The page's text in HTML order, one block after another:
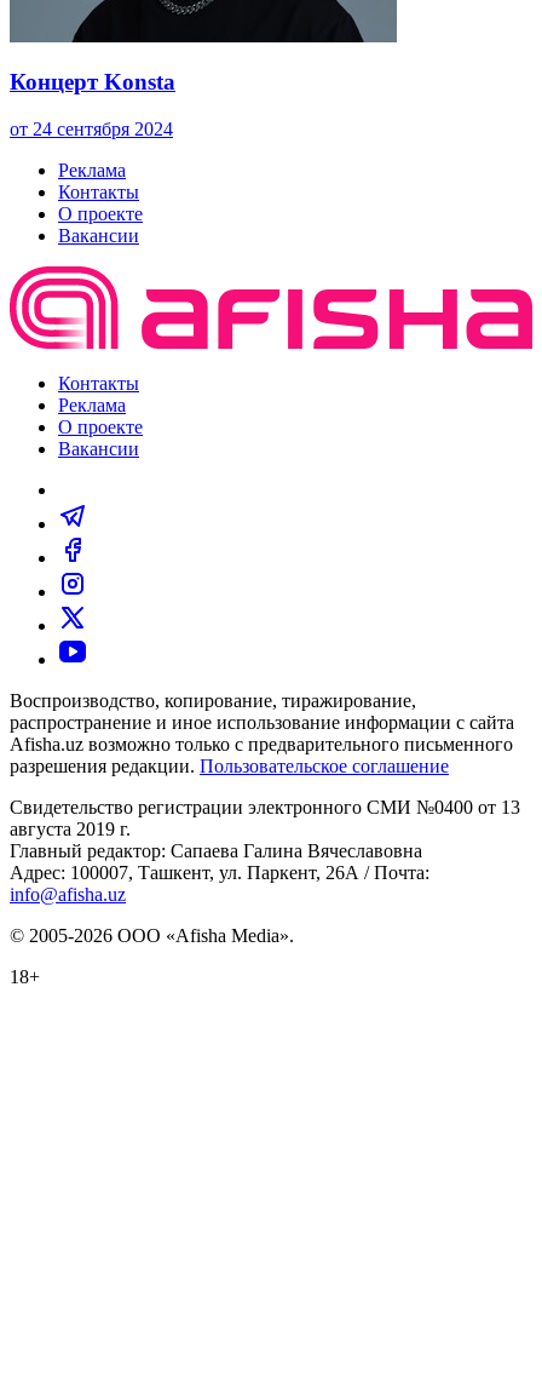
Концерт Konsta
от 24 сентября 2024
Реклама
Контакты
О проекте
Вакансии
Контакты
Реклама
О проекте
Вакансии
Воспроизводство, копирование, тиражирование,
распространение и иное использование информации с сайта
Afisha.uz возможно только с предварительного письменного
разрешения редакции. Пользовательское соглашение
Свидетельство регистрации электронного СМИ №0400 от 13
августа 2019 г.
Главный редактор: Сапаева Галина Вячеславовна
Адрес: 100007, Ташкент, ул. Паркент, 26А / Почта:
info@afisha.uz
© 2005-2026 ООО «Afisha Media».
18+